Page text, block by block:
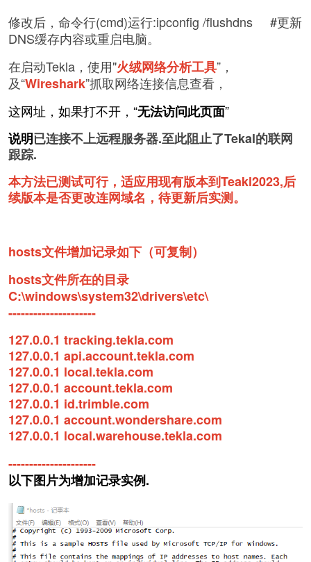
修改后，命令行(cmd)运行:ipconfig /flushdns #更新
DNS缓存内容或重启电脑。
在启动Tekla，使用"火绒网络分析工具”，
及“Wireshark”抓取网络连接信息查看，
这网址，如果打不开，“无法访问此页面”
说明已连接不上远程服务器.至此阻止了Tekal的联网
跟踪.
本方法已测试可行，适应用现有版本到Teakl2023,后
续版本是否更改连网域名，待更新后实测。
hosts文件增加记录如下（可复制）
hosts文件所在的目录
C:\windows\system32\drivers\etc\
---------------------
127.0.0.1 tracking.tekla.com
127.0.0.1 api.account.tekla.com
127.0.0.1 local.tekla.com
127.0.0.1 account.tekla.com
127.0.0.1 id.trimble.com
127.0.0.1 account.wondershare.com
127.0.0.1 local.warehouse.tekla.com
---------------------
以下图片为增加记录实例.